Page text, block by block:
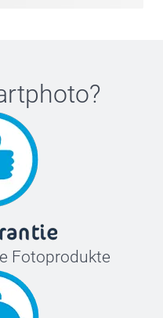
?
Fotoprodukte